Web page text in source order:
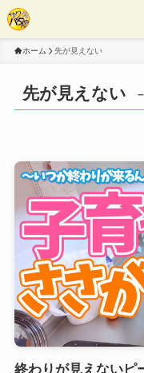
ホーム 先が見えない
先が見えない
終わりが見えないピ